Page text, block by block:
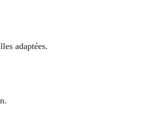
adaptées.